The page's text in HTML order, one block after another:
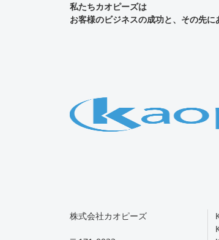
私たちカオピーズは
お客様のビジネスの成功と、その先に
株式会社カオピーズ